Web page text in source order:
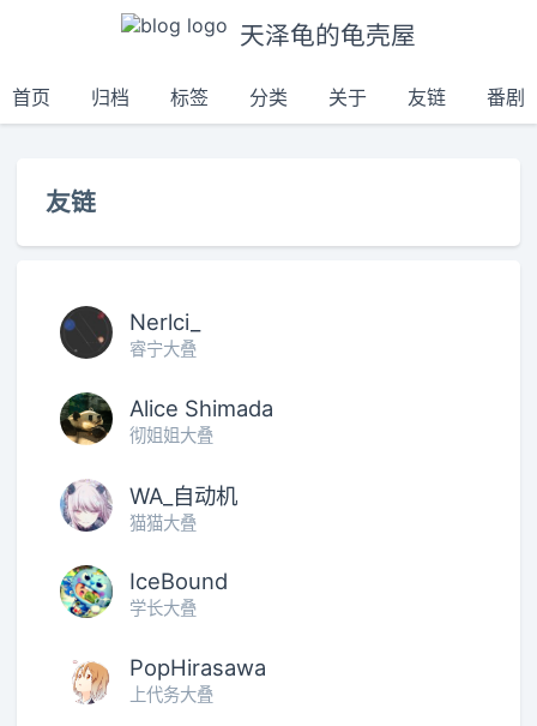
天泽龟的龟壳屋
首页 归档 标签 分类 关于 友链 番剧
友链
Nerlci_
睿宁大叠
Alice Shimada
彻姐姐大叠
WA_自动机
猫猫大叠
IceBound
学长大叠
PopHirasawa
上代务大叠